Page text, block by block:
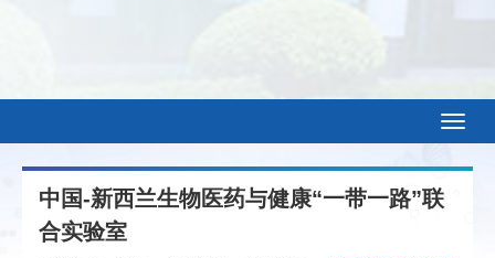
中国-新西兰生物医药与健康“一带一路”联
合实验室